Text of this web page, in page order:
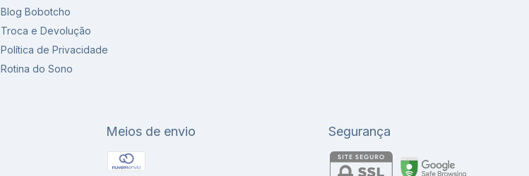
Blog Bobotcho
Troca e Devolução
Política de Privacidade
Rotina do Sono
Meios de envio Segurança